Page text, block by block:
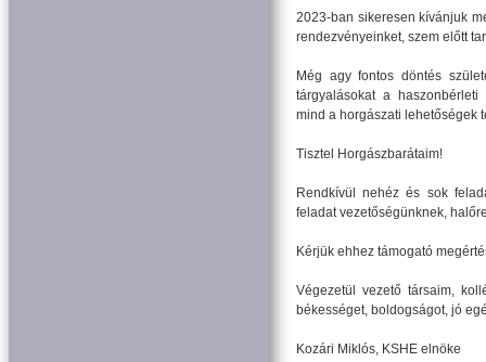
2023-ban sikeresen kívánjuk
rendezvényeinket, szem előtt
Még agy fontos döntés
tárgyalásokat a
mind a horgászati lehetőségek
Tisztel Horgászbarátaim!
Rendkívül nehéz és sok
feladat vezetőségünknek,
Kérjük ehhez támogató
Végezetül vezető társaim,
békességet, boldogságot, jó
Kozári Miklós, KSHE elnöke